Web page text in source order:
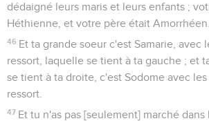
dédaigné leurs maris et leurs enfants ;
Héthienne, et votre père était Amorrhéen.
46 Et ta grande soeur c'est Samarie, avec
ressort, laquelle se tient à ta gauche ; et
se tient à ta droite, c'est Sodome avec
ressort.
47 Et tu n'as pas [seulement] marché